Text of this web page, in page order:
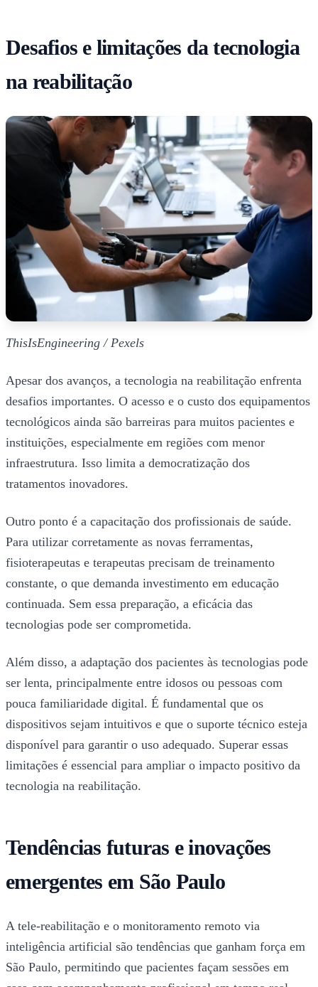
Desafios e limitações da tecnologia
na reabilitação
ThisIsEngineering / Pexels
Apesar dos avanços, a tecnologia na reabilitação enfrenta
desafios importantes. O acesso e o custo dos equipamentos
tecnológicos ainda são barreiras para muitos pacientes e
instituições, especialmente em regiões com menor
infraestrutura. Isso limita a democratização dos
tratamentos inovadores.
Outro ponto é a capacitação dos profissionais de saúde.
Para utilizar corretamente as novas ferramentas,
fisioterapeutas e terapeutas precisam de treinamento
constante, o que demanda investimento em educação
continuada. Sem essa preparação, a eficácia das
tecnologias pode ser comprometida.
Além disso, a adaptação dos pacientes às tecnologias pode
ser lenta, principalmente entre idosos ou pessoas com
pouca familiaridade digital. É fundamental que os
dispositivos sejam intuitivos e que o suporte técnico esteja
disponível para garantir o uso adequado. Superar essas
limitações é essencial para ampliar o impacto positivo da
tecnologia na reabilitação.
Tendências futuras e inovações
emergentes em São Paulo
A tele-reabilitação e o monitoramento remoto via
inteligência artificial são tendências que ganham força em
São Paulo, permitindo que pacientes façam sessões em